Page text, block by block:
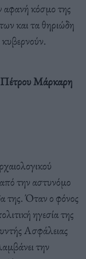
αφανή κόσμο της
και τα θηριώδη
Πέτρου Μάρκαρη
την αστυνόμο
της. Όταν ο φόνος
ηγεσία της
Ασφάλειας
την